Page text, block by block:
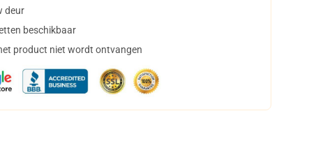
deur
beschikbaar
product niet wordt ontvangen